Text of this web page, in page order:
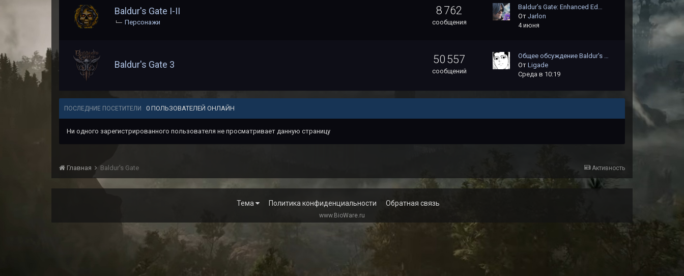
Baldur's Gate I-II
Персонажи
8 762
сообщения
Baldur’s Gate: Enhanced Ed…
От Jarlon
4 июня
Baldur's Gate 3 50 557
сообщений
Общее обсуждение Baldur's …
От Ligade
Среда в 10:19
ПОСЛЕДНИЕ ПОСЕТИТЕЛИ 0 ПОЛЬЗОВАТЕЛЕЙ ОНЛАЙН
Ни одного зарегистрированного пользователя не просматривает данную страницу
Активность
Главная Baldur's Gate
Тема Политика конфиденциальности Обратная связь
www.BioWare.ru